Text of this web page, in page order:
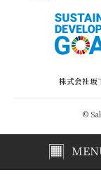
株式会社坂
©